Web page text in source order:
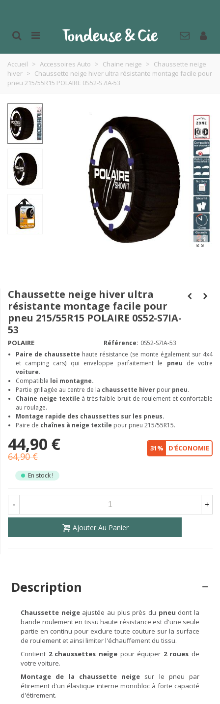
Accueil > Accessoires Auto > Chaine neige > Chaussette neige
hiver > Chaussette neige hiver ultra résistante montage facile pour
pneu 215/55R15 POLAIRE 0S52-S7IA-53
Chaussette neige hiver ultra
résistante montage facile pour
pneu 215/55R15 POLAIRE 0S52-S7IA-
53
POLAIRE Référence: 0S52-S7IA-53
Paire de chaussette haute résistance (se monte également sur 4x4
et camping cars) qui enveloppe parfaitement le pneu de votre
voiture.
Compatible loi montagne.
Partie grillagée au centre de la chaussette hiver pour pneu.
Chaine neige textile à très faible bruit de roulement et confortable
au roulage.
Montage rapide des chaussettes sur les pneus.
Paire de chaînes à neige textile pour pneu 215/55R15.
44,90 €
64,90 €
31% D'ÉCONOMIE
En stock !
- +
Ajouter Au Panier
Description
Chaussette neige ajustée au plus près du pneu dont la
bande roulement en tissu haute résistance est d'une seule
partie en continu pour exclure toute couture sur la surface
de roulement et ainsi limiter l'échauffement du tissu.
Contient 2 chaussettes neigepour équiper 2 roues de
votre voiture.
Montage de la chaussette neige sur le pneu par
étirement d'un élastique interne monobloc à forte capacité
d'étirement.